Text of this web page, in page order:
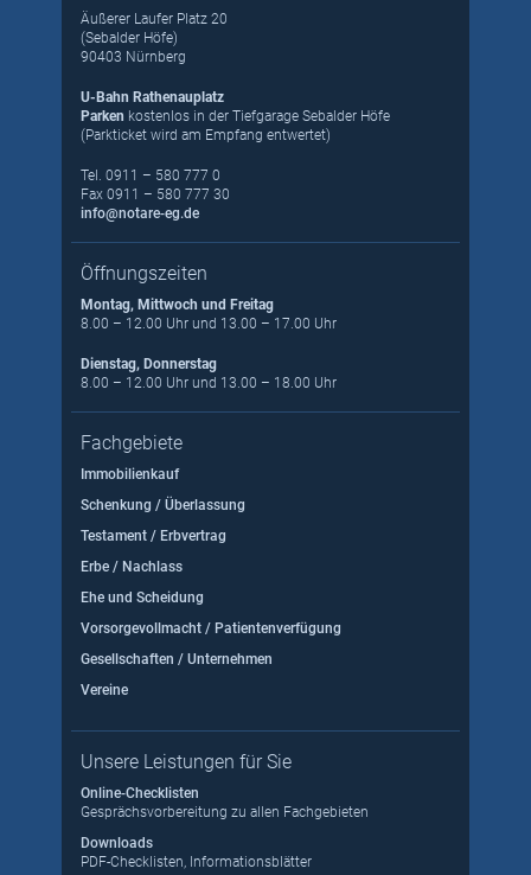
Äußerer Laufer Platz 20
(Sebalder Höfe)
90403 Nürnberg
U-Bahn Rathenauplatz
Parken kostenlos in der Tiefgarage Sebalder Höfe
(Parkticket wird am Empfang entwertet)
Tel. 0911 – 580 777 0
Fax 0911 – 580 777 30
info@notare-eg.de
Öffnungszeiten
Montag, Mittwoch und Freitag
8.00 – 12.00 Uhr und 13.00 – 17.00 Uhr
Dienstag, Donnerstag
8.00 – 12.00 Uhr und 13.00 – 18.00 Uhr
Fachgebiete
Immobilienkauf
Schenkung / Überlassung
Testament / Erbvertrag
Erbe / Nachlass
Ehe und Scheidung
Vorsorgevollmacht / Patientenverfügung
Gesellschaften / Unternehmen
Vereine
Unsere Leistungen für Sie
Online-Checklisten
Gesprächsvorbereitung zu allen Fachgebieten
Downloads
PDF-Checklisten, Informationsblätter